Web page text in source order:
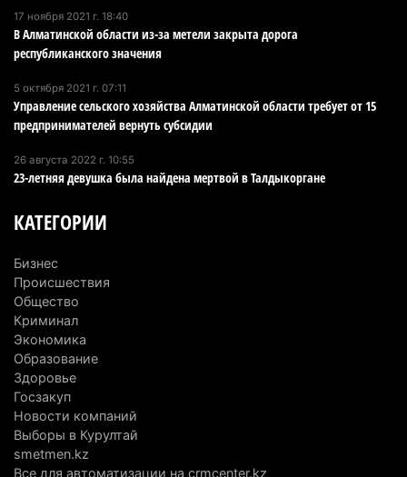
В Алматы приостановили лицензии 350
строительным компаниям
4 августа 2026 г. 12:06
В команде акима Алатау новое назначение: кто
возглавил аппарат города
Выборы в Курултай: Алматинская область вошла
количеством избирателей
«От экспорта сырья - к сложным
производствам»: партия «Әділет» представила в
Актобе план диверсификации
3 августа 2026 г. 20:46
Солдат-срочник выпал из окна четвертого этажа
казармы в Конаеве
3 августа 2026 г. 18:08
17 ноября 2021 г. 18:40
В Алматинской области из-за метели закрыта дорога
республиканского значения
5 октября 2021 г. 07:11
Управление сельского хозяйства Алматинской области требует от 15
предпринимателей вернуть субсидии
26 августа 2022 г. 10:55
23-летняя девушка была найдена мертвой в Талдыкоргане
КАТЕГОРИИ
Бизнес
Происшествия
Общество
Криминал
Экономика
Образование
Здоровье
Госзакуп
Новости компаний
Выборы в Курултай
smetmen.kz
Все для автоматизации на crmcenter.kz